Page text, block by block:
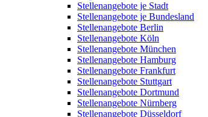
Stellenangebote je Stadt
Stellenangebote je Bundesland
Stellenangebote Berlin
Stellenangebote Köln
Stellenangebote München
Stellenangebote Hamburg
Stellenangebote Frankfurt
Stellenangebote Stuttgart
Stellenangebote Dortmund
Stellenangebote Nürnberg
Stellenangebote Düsseldorf